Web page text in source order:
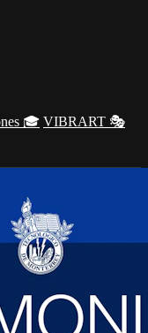
🎓 VIBRART 🎭